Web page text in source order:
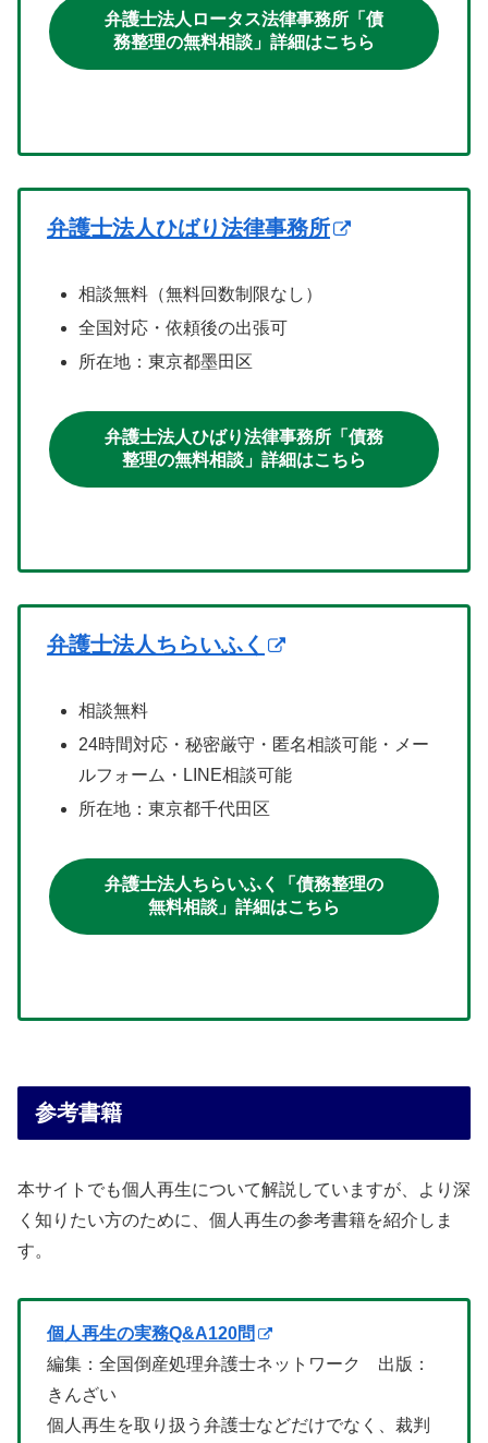
弁護士法人ロータス法律事務所「債
務整理の無料相談」詳細はこちら
弁護士法人ひばり法律事務所
相談無料（無料回数制限なし）
全国対応・依頼後の出張可
所在地：東京都墨田区
弁護士法人ひばり法律事務所「債務
整理の無料相談」詳細はこちら
弁護士法人ちらいふく
相談無料
24時間対応・秘密厳守・匿名相談可能・メー
ルフォーム・LINE相談可能
所在地：東京都千代田区
弁護士法人ちらいふく「債務整理の
無料相談」詳細はこちら
参考書籍
本サイトでも個人再生について解説していますが、より深
く知りたい方のために、個人再生の参考書籍を紹介しま
す。
個人再生の実務Q&A120問
編集：全国倒産処理弁護士ネットワーク 出版：
きんざい
個人再生を取り扱う弁護士などだけでなく、裁判